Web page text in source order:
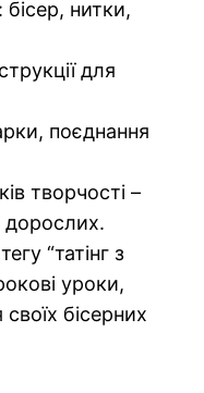
нитки,
для
поєднання
творчості –
дорослих.
“татінг з
уроки,
бісерних